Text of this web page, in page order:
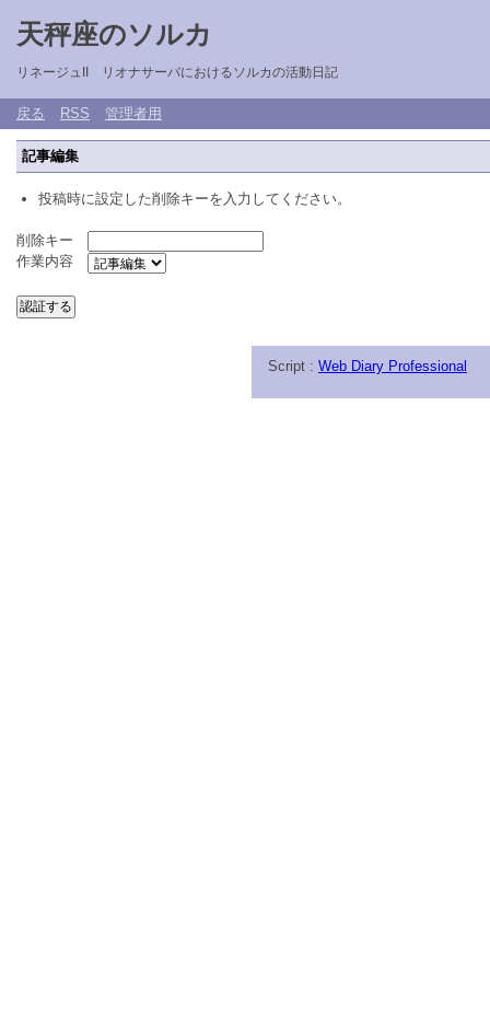
天秤座のソルカ
リネージュII リオナサーバにおけるソルカの活動日記
戻る RSS 管理者用
記事編集
投稿時に設定した削除キーを入力してください。
削除キー
作業内容
Script : Web Diary Professional